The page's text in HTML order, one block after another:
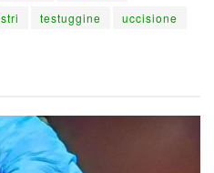
testuggine uccisione